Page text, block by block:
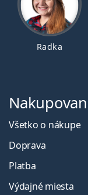
Radka
Všetko o nákupe
Doprava
Platba
Výdajné miesta